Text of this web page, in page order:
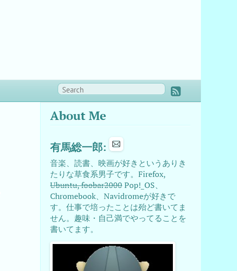
About Me
有馬総一郎:
音楽、読書、映画が好きというありき
たりな草食系男子です。Firefox,
Ubuntu, foobar2000Pop!_OS、
Chromebook、Navidromeが好きで
す。仕事で培ったことは殆ど書いてま
せん。趣味・自己満でやってることを
書いてます。